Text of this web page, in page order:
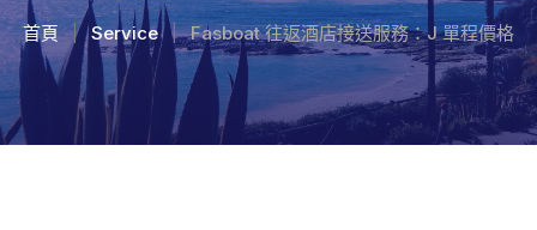
首頁 | Service | Fasboat 往返酒店接送服務：J 單程價格